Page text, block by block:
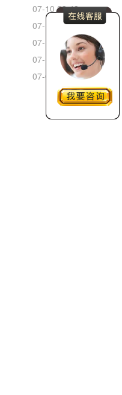
07-10 23:48
07-10 22:52
07-10 22:11
07-10 17:04
07-09 22:38